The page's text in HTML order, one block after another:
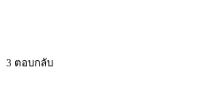
3 ตอบกลับ